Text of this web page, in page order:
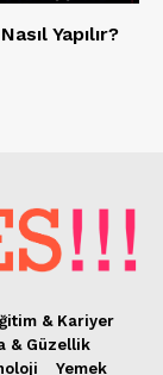
Yapılır?
& Kariyer
& Güzellik
Yemek